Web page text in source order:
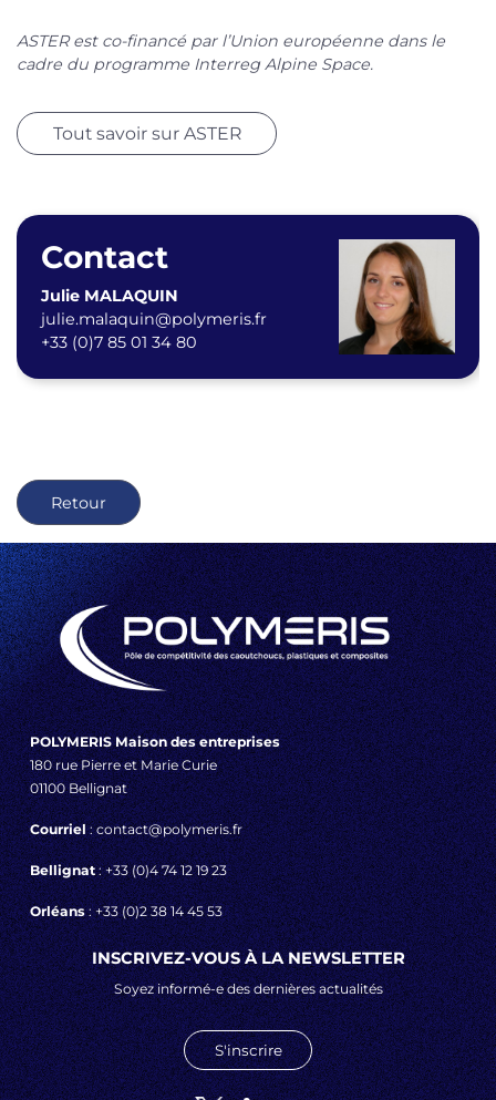
ASTER est co-financé par l’Union européenne dans le
cadre du programme Interreg Alpine Space.
Tout savoir sur ASTER
Contact
Julie MALAQUIN
julie.malaquin@polymeris.fr
+33 (0)7 85 01 34 80
Retour
POLYMERIS Maison des entreprises
180 rue Pierre et Marie Curie
01100 Bellignat
Courriel: contact@polymeris.fr
Bellignat: +33 (0)4 74 12 19 23
Orléans: +33 (0)2 38 14 45 53
INSCRIVEZ-VOUS À LA NEWSLETTER
Soyez informé-e des dernières actualités
S'inscrire